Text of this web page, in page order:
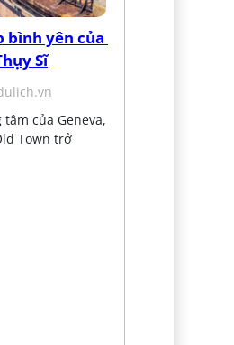
bình yên của
Sĩ
của Geneva,
Town trở